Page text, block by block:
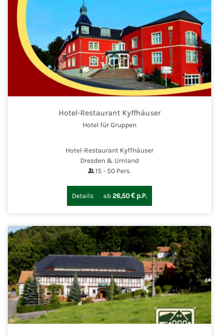
Hotel-Restaurant Kyffhäuser
Hotel für Gruppen
Hotel-Restaurant Kyffhäuser
Dresden & Umland
15 - 50 Pers.
Details ab26,50 € p.P.